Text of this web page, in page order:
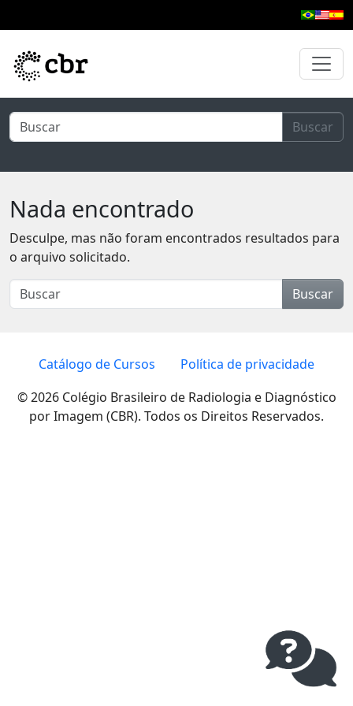
Buscar
Nada encontrado
Desculpe, mas não foram encontrados resultados para
o arquivo solicitado.
Buscar
Catálogo de Cursos
Política de privacidade
© 2026 Colégio Brasileiro de Radiologia e Diagnóstico
por Imagem (CBR). Todos os Direitos Reservados.